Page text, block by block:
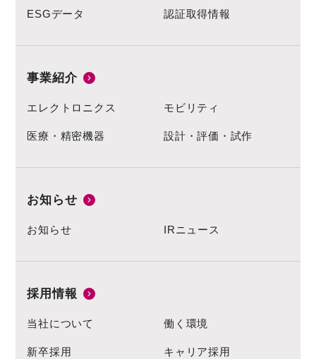
ESGデータ 認証取得情報
事業紹介
エレクトロニクス モビリティ
医療・精密機器 設計・評価・試作
お知らせ
お知らせ IRニュース
採用情報
当社について 働く環境
新卒採用 キャリア採用